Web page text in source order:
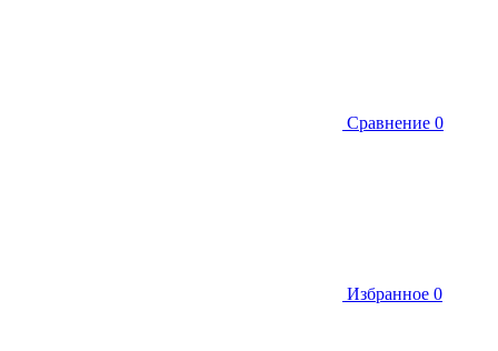
Сравнение 0
Избранное 0